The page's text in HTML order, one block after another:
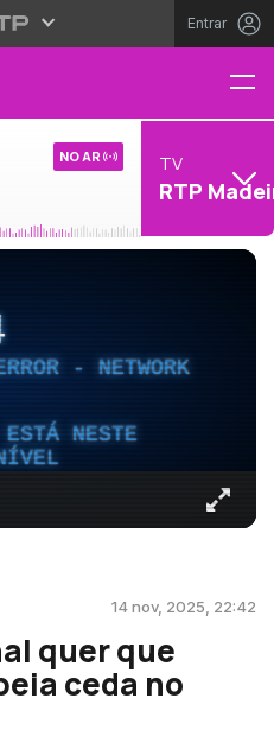
Entrar
NO AR TV
RTP
- NETWORK
ESTÁ NESTE
14 nov, 2025, 22:42
quer que
ceda no